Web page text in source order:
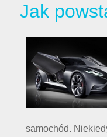
Jak
samochód.